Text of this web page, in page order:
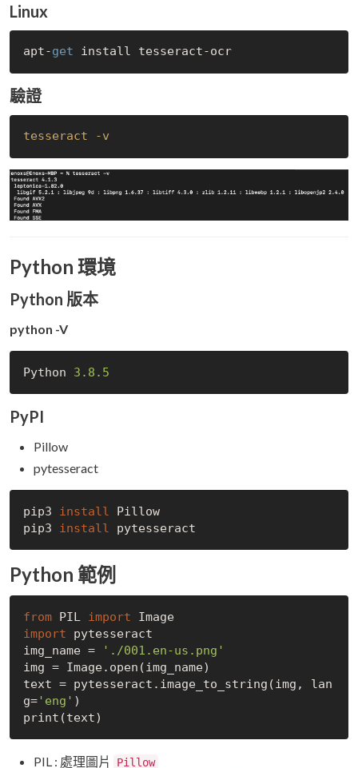
Linux
apt-get install tesseract-ocr
驗證
tesseract -v
Python 環境
Python 版本
python -V
Python 3.8 .5
PyPI
Pillow
pytesseract
pip3 install Pillow
pip3 install
Python 範例
from PIL import
Image
import pytesseract
img_name =
'./001.en-us.png'
img = Image.open(img_name)
text = pytesseract.image_to_string(img, lan
g='eng' )
PIL : 處理圖片 Pillow